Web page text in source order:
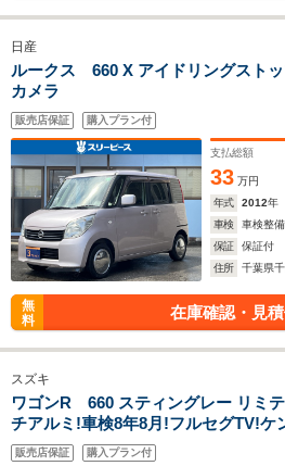
日産
ルークス 660 X アイドリングスト
カメラ
販売店保証 購入プラン付
支払総額
33 万円
年式
2012年
車検
車検整
保証
保証付
住所
千葉県
無
料
在庫確認・見
スズキ
ワゴンR 660 スティングレー リミ
チアルミ!車検8年8月!フルセグTV!ケ
ハーフレザーシート!HIDライト!
販売店保証 購入プラン付